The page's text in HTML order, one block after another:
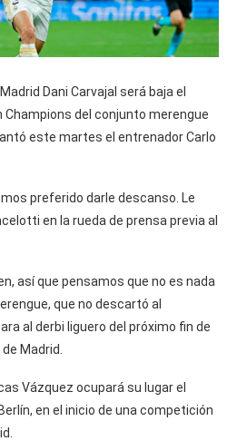
Dani Carvajal será baja el
del conjunto merengue
este martes el entrenador Carlo
preferido darle descanso. Le
en la rueda de prensa previa al
así que pensamos que no es nada
que no descartó al
al derbi liguero del próximo fin de
Madrid.
Vázquez ocupará su lugar el
en el inicio de una competición